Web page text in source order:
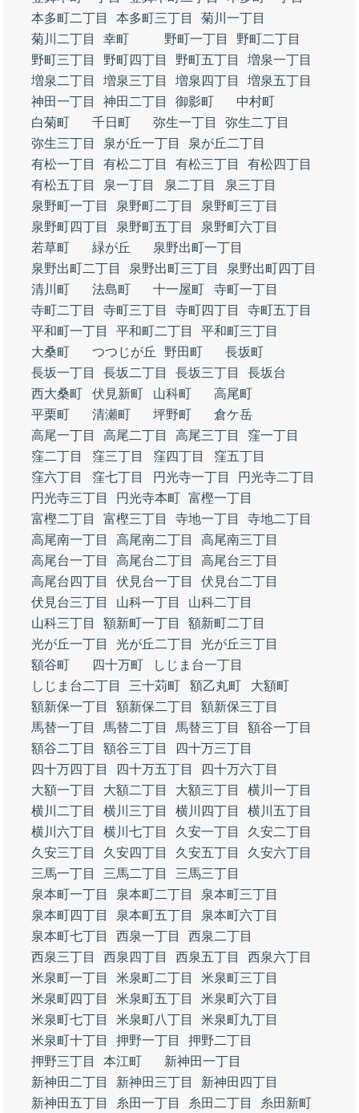
本多町二丁目
本多町三丁目
菊川一丁目
菊川二丁目
幸町 野町一丁目
野町二丁目
野町三丁目
野町四丁目 野町五丁目
増泉一丁目
増泉二丁目
増泉三丁目 増泉四丁目
増泉五丁目
神田一丁目
神田二丁目 御影町
中村町
白菊町
千日町 弥生一丁目
弥生二丁目
弥生三丁目
泉が丘一丁目
泉が丘二丁目
有松一丁目
有松二丁目 有松三丁目
有松四丁目
有松五丁目
泉一丁目 泉二丁目
泉三丁目
泉野町一丁目
泉野町二丁目
泉野町三丁目
泉野町四丁目
泉野町五丁目
泉野町六丁目
若草町
緑が丘
泉野出町一丁目
泉野出町二丁目
泉野出町三丁目
泉野出町四丁目
清川町
法島町 十一屋町
寺町一丁目
寺町二丁目
寺町三丁目 寺町四丁目
寺町五丁目
平和町一丁目
平和町二丁目
平和町三丁目
大桑町
つつじが丘 野田町
長坂町
長坂一丁目
長坂二丁目 長坂三丁目
長坂台
西大桑町
伏見新町 山科町
高尾町
平栗町
清瀬町 坪野町
倉ケ岳
高尾一丁目
高尾二丁目 高尾三丁目
窪一丁目
窪二丁目
窪三丁目 窪四丁目
窪五丁目
窪六丁目
窪七丁目 円光寺一丁目
円光寺二丁目
円光寺三丁目
円光寺本町 富樫一丁目
富樫二丁目
富樫三丁目 寺地一丁目
寺地二丁目
高尾南一丁目
高尾南二丁目
高尾南三丁目
高尾台一丁目
高尾台二丁目
高尾台三丁目
高尾台四丁目
伏見台一丁目
伏見台二丁目
伏見台三丁目
山科一丁目
山科二丁目
山科三丁目
額新町一丁目
額新町二丁目
光が丘一丁目
光が丘二丁目
光が丘三丁目
額谷町
四十万町
しじま台一丁目
しじま台二丁目
三十苅町 額乙丸町
大額町
額新保一丁目
額新保二丁目
額新保三丁目
馬替一丁目
馬替二丁目 馬替三丁目
額谷一丁目
額谷二丁目
額谷三丁目
四十万三丁目
四十万四丁目
四十万五丁目
四十万六丁目
大額一丁目
大額二丁目 大額三丁目
横川一丁目
横川二丁目
横川三丁目 横川四丁目
横川五丁目
横川六丁目
横川七丁目 久安一丁目
久安二丁目
久安三丁目
久安四丁目 久安五丁目
久安六丁目
三馬一丁目
三馬二丁目
三馬三丁目
泉本町一丁目
泉本町二丁目
泉本町三丁目
泉本町四丁目
泉本町五丁目
泉本町六丁目
泉本町七丁目
西泉一丁目
西泉二丁目
西泉三丁目
西泉四丁目 西泉五丁目
西泉六丁目
米泉町一丁目
米泉町二丁目
米泉町三丁目
米泉町四丁目
米泉町五丁目
米泉町六丁目
米泉町七丁目
米泉町八丁目
米泉町九丁目
米泉町十丁目
押野一丁目
押野二丁目
押野三丁目
本江町
新神田一丁目
新神田二丁目
新神田三丁目
新神田四丁目
新神田五丁目
糸田一丁目 糸田二丁目 糸田新町